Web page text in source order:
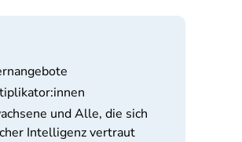
und Alle, die sich
Intelligenz vertraut